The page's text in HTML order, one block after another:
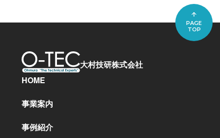
PAGE
TOP
大村技研株式会社
HOME
事業案内
事例紹介